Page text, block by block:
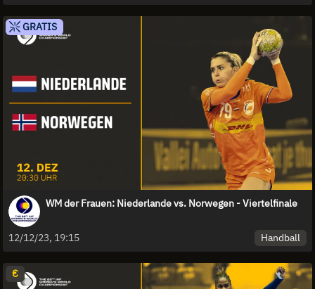
GRATIS
WM der Frauen: Niederlande vs. Norwegen - Viertelfinale
12/12/23, 19:15 Handball
€